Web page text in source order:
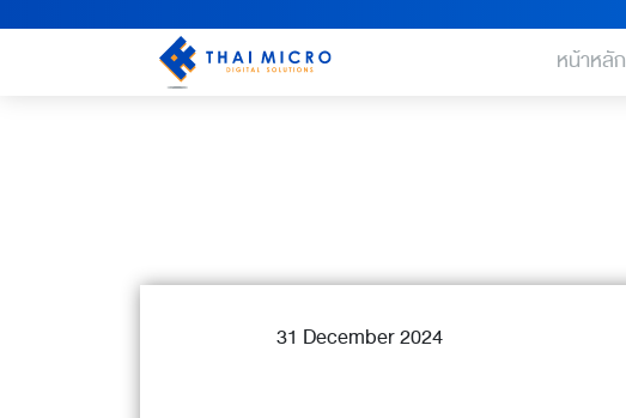
หน้าหลัก
31 December 2024